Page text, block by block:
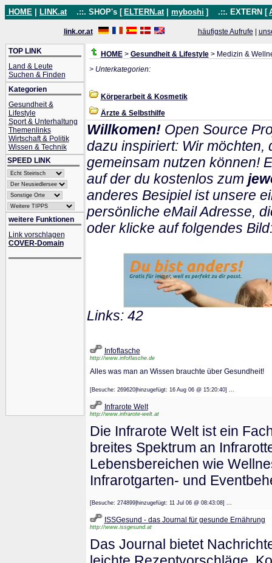
HOME LINK.at .::. SHOP's [ ELTERN.at myboshi ] .::. EXTERN [
link.or.at häufigste Aufrufe
TOP LINK
Land & Leute
Suchen & Finden
Kategorien
Gesundheit &
Lifestyle
Sport & Unterhaltung
Themenlinks
Wirtschaft & Politik
Wissen & Technik
SPEED LINK
weitere Funktionen
Link vorschlagen
COVER-Domain
HOME> Gesundheit & Lifestyle> Medizin &
> Unterkategorien:
Körperarbeit & Kosmetik
Ärzte & Selbsthilfe
Willkomen!Open Source
dazu inspiriert: Wir möchten,
gemeinsam nutzen können!
auf der du kostenlos zum
anderes Besipiel ist unsere
persönliche eMail Adresse,
oder klicke auf folgendes
Links: 42
Infoflasche
http://www.infoflasche.de
Alles was man an Wissen brauchte über Gesundheit!
[Besuche: 269620|hinzugefügt: 16 Aug 06 @ 15:20:40] ...
Infrarote Welt
http://www.infrarote-welt.at
Die Infrarote Welt ist ein
breites Spektrum an
Lebensbereichen wie
Infrarotgarten- und
[Besuche: 274899|hinzugefügt: 11 Jul 06 @ 08:43:08] ...
ISSGesund - das Journal für gesunde Ernährung
http://www.issgesund.at
Das Journal bietet